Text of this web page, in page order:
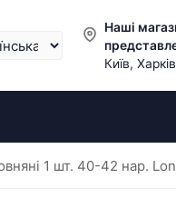
Наші
Київ, Харків
1 шт. 40-42 нар.